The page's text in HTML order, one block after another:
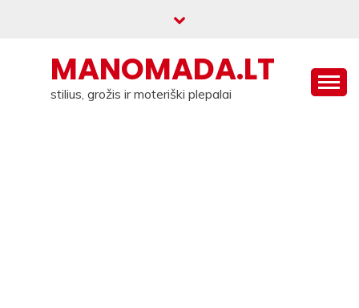
MANOMADA.LT
stilius, grožis ir moteriški plepalai